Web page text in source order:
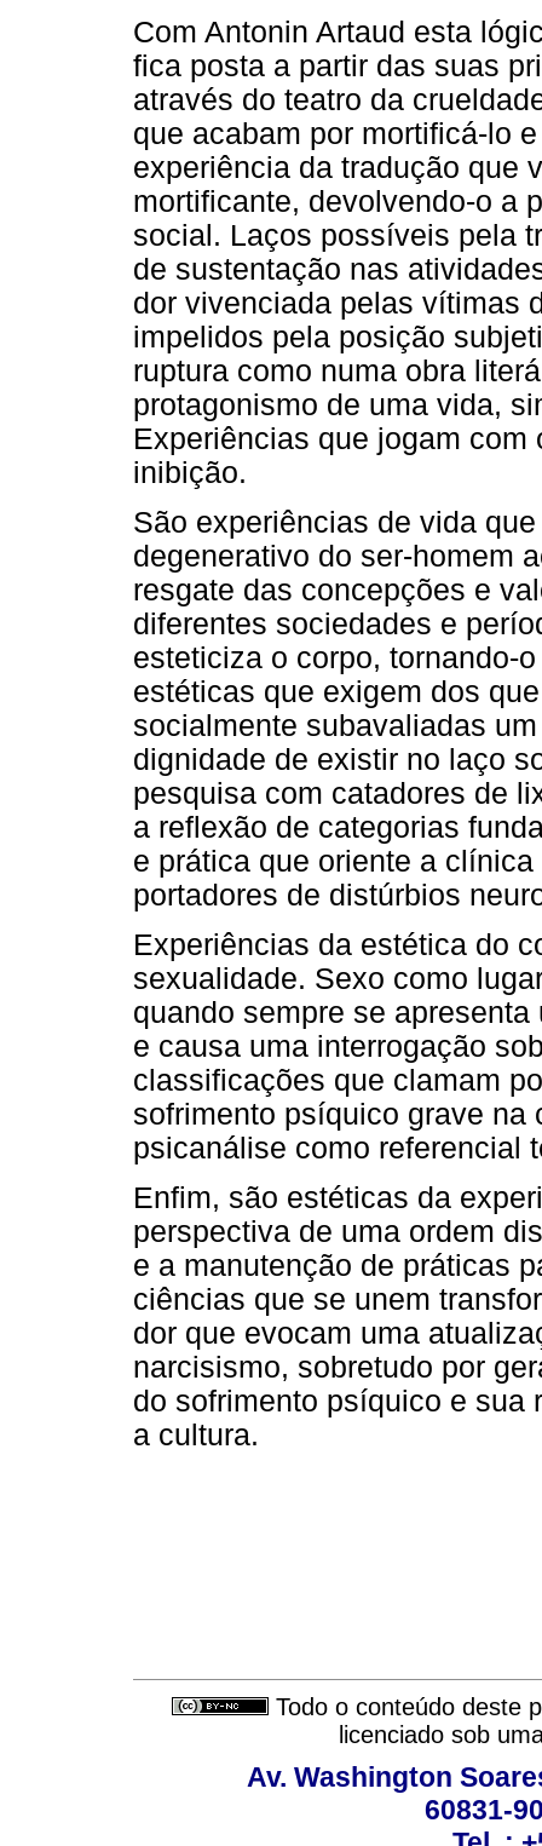
Com Antonin Artaud esta
fica posta a partir das suas
através do teatro da
que acabam por mortificá-lo
experiência da tradução que
mortificante, devolvendo-o a
social. Laços possíveis pela
de sustentação nas
dor vivenciada pelas vítimas
impelidos pela posição
ruptura como numa obra
protagonismo de uma vida,
Experiências que jogam
inibição.
São experiências de vida
degenerativo do ser-homem
resgate das concepções e
diferentes sociedades e
esteticiza o corpo, tornando-
estéticas que exigem dos
socialmente subavaliadas
dignidade de existir no laço
pesquisa com catadores de
a reflexão de categorias
e prática que oriente a
portadores de distúrbios
Experiências da estética do
sexualidade. Sexo como
quando sempre se
e causa uma interrogação
classificações que clamam
sofrimento psíquico grave
psicanálise como referencial
Enfim, são estéticas da
perspectiva de uma ordem
e a manutenção de práticas
ciências que se unem
dor que evocam uma
narcisismo, sobretudo por
do sofrimento psíquico e sua
a cultura.
Todo o conteúdo deste
licenciado sob
Av. Washington
60831-